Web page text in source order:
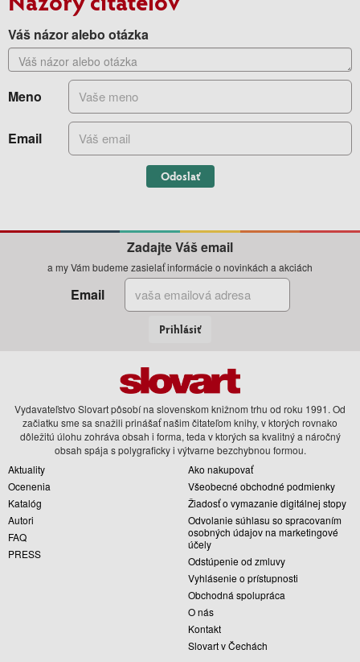
Váš názor alebo otázka
Meno
Email
Odoslať
Zadajte Váš email
a my Vám budeme zasielať informácie o novinkách a akciách
Email
Prihlásiť
Vydavateľstvo Slovart pôsobí na slovenskom knižnom trhu od roku 1991. Od
začiatku sme sa snažili prinášať našim čitateľom knihy, v ktorých rovnako
dôležitú úlohu zohráva obsah i forma, teda v ktorých sa kvalitný a náročný
obsah spája s polygraficky i výtvarne bezchybnou formou.
Aktuality
Ocenenia
Katalóg
Autori
FAQ
PRESS
Ako nakupovať
Všeobecné obchodné podmienky
Žiadosť o vymazanie digitálnej stopy
Odvolanie súhlasu so spracovaním
osobných údajov na marketingové
účely
Odstúpenie od zmluvy
Vyhlásenie o prístupnosti
Obchodná spolupráca
O nás
Kontakt
Slovart v Čechách